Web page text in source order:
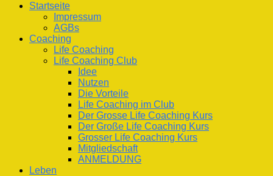
Life Coaching Club
Für Deine Lebenskompetenz
Startseite
Impressum
AGBs
Coaching
Life Coaching
Life Coaching Club
Idee
Nutzen
Die Vorteile
Life Coaching im Club
Der Grosse Life Coaching Kurs
Der Große Life Coaching Kurs
Grosser Life Coaching Kurs
Mitgliedschaft
ANMELDUNG
Leben